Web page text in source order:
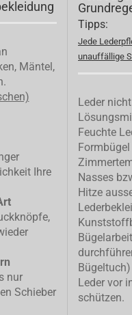
Mäntel,
Ihre
nur
Schieber
Tipps:
Jede
unauffällige
Leder
Feuchte
Nasses
Hitze
Bügeltuch)
Leder vor
schützen.